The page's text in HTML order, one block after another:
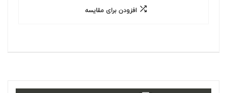
افزودن برای مقایسه